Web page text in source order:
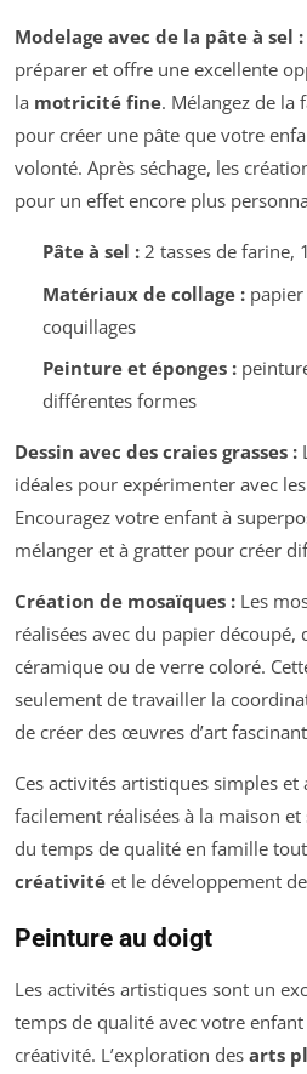
Modelage avec de la pâte à sel :
préparer et offre une excellente
la motricité fine. Mélangez de la
pour créer une pâte que votre
volonté. Après séchage, les
pour un effet encore plus
Pâte à sel :2 tasses de farine,
Matériaux de collage :papier
coquillages
Peinture et éponges :
différentes formes
Dessin avec des craies grasses :
idéales pour expérimenter avec
Encouragez votre enfant à
mélanger et à gratter pour créer
Création de mosaïques : Les
réalisées avec du papier découpé,
céramique ou de verre coloré.
seulement de travailler la
de créer des œuvres d’art
Ces activités artistiques simples
facilement réalisées à la maison
du temps de qualité en famille
créativité et le développement
Peinture au doigt
Les activités artistiques sont un
temps de qualité avec votre
créativité. L’exploration des arts